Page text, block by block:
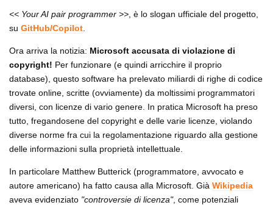
<< Your AI pair programmer >> , è lo slogan ufficiale del progetto,
su GitHub/Copilot
Ora arriva la notizia: Microsoft accusata di violazione di
copyright! Per funzionare (e quindi arricchire il proprio
database), questo software ha prelevato miliardi di righe di codice
trovate online, scritte (ovviamente) da moltissimi programmatori
diversi, con licenze di vario genere. In pratica Microsoft ha preso
tutto, fregandosene del copyright e delle varie licenze, violando
diverse norme fra cui la regolamentazione riguardo alla gestione
delle informazioni sulla proprietà intellettuale.
In particolare Matthew Butterick (programmatore, avvocato e
autore americano) ha fatto causa alla Microsoft. Già Wikipedia
aveva evidenziato "controversie di licenza", come potenziali